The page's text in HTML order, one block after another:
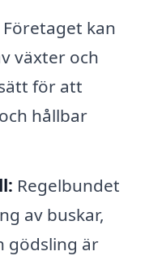
Företaget kan
växter och
för att
hållbar
Regelbundet
av buskar,
gödsling är